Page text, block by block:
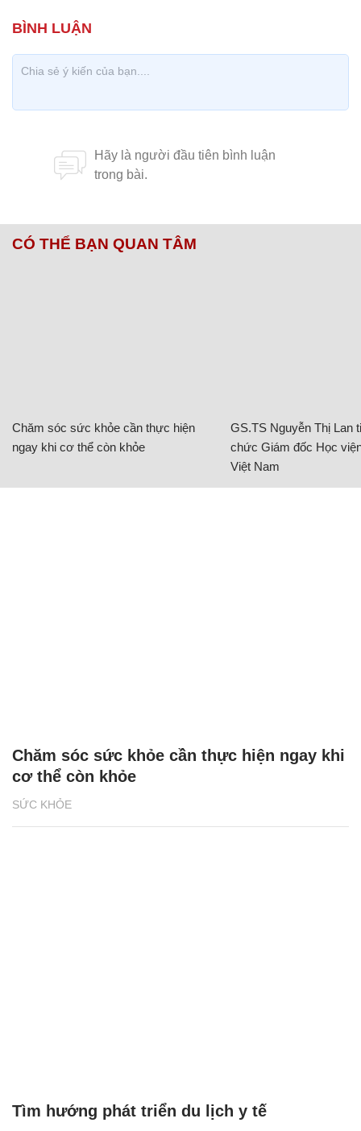
CÓ THỂ BẠN QUAN TÂM
Chăm sóc sức khỏe cần thực hiện
ngay khi cơ thể còn khỏe
GS.TS Nguyễn Thị Lan
chức Giám đốc Học
Việt Nam
SỨC KHỎE
Chăm sóc sức khỏe cần thực hiện ngay khi
cơ thể còn khỏe
Tìm hướng phát triển du lịch y tế